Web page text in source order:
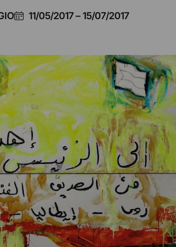
11/05/2017–15/07/2017